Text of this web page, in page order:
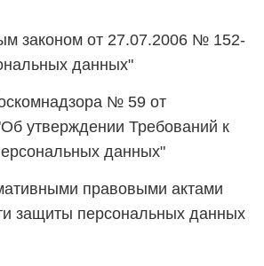
законом от 27.07.2006 № 152-
данных"
№ 59 от
утверждении Требований к
данных"
правовыми актами
защиты персональных данных